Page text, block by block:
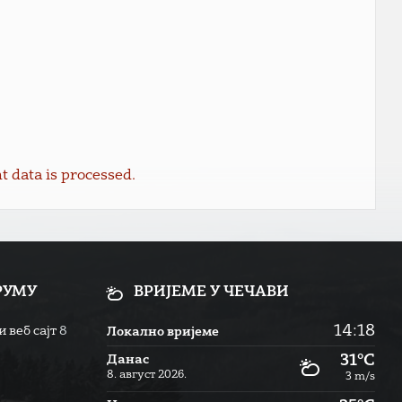
data is processed.
веб сајт 8
ВРИЈЕМЕ У ЧЕЧАВИ
Локално вријеме 14:18
Данас
8. август 2026.
31°C
3 m/s